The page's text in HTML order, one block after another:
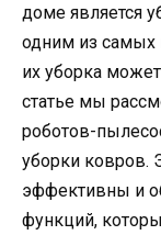
доме является
одним из самых
их уборка
статье мы
роботов-
уборки ковров.
эффективны и
функций,